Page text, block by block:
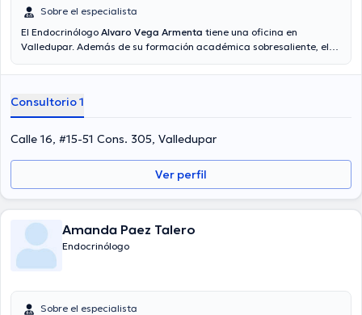
Sobre el especialista
El Endocrinólogo Alvaro Vega Armenta tiene una oficina en
Valledupar. Además de su formación académica sobresaliente, el
doctor cuenta con varios años de experiencia laboral en su
miembro de diversas asociaciones médicas. Alvaro Vega Armenta
ha compartido en múltiples conferencias con miras a tener una
formación continua en su ámbito de especialización y ha difundido
importantes comunicados. Para finalizar, el doctor puede hablar
Español en su consultorio.
Consultorio 1
Calle 16, #15-51 Cons. 305, Valledupar
Ver perfil
Amanda Paez Talero
Endocrinólogo
Sobre el especialista